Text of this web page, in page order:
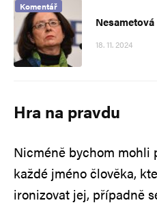
Komentář
18. 11. 2024
Hra na pravdu
Nicméně bychom mohli
každé jméno člověka,
ironizovat jej, případně